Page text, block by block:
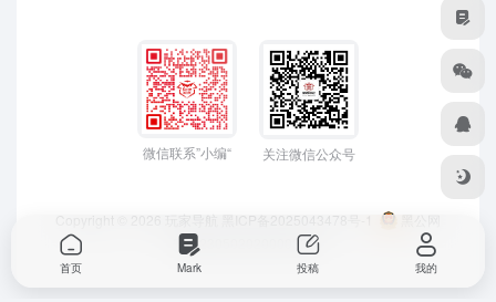
微信联系”小编“ 关注微信公众号
Copyright © 2026 玩家导航 黑ICP备2025043478号-1
黑公网
安备23050202000033号
首页 Mark 投稿 我的